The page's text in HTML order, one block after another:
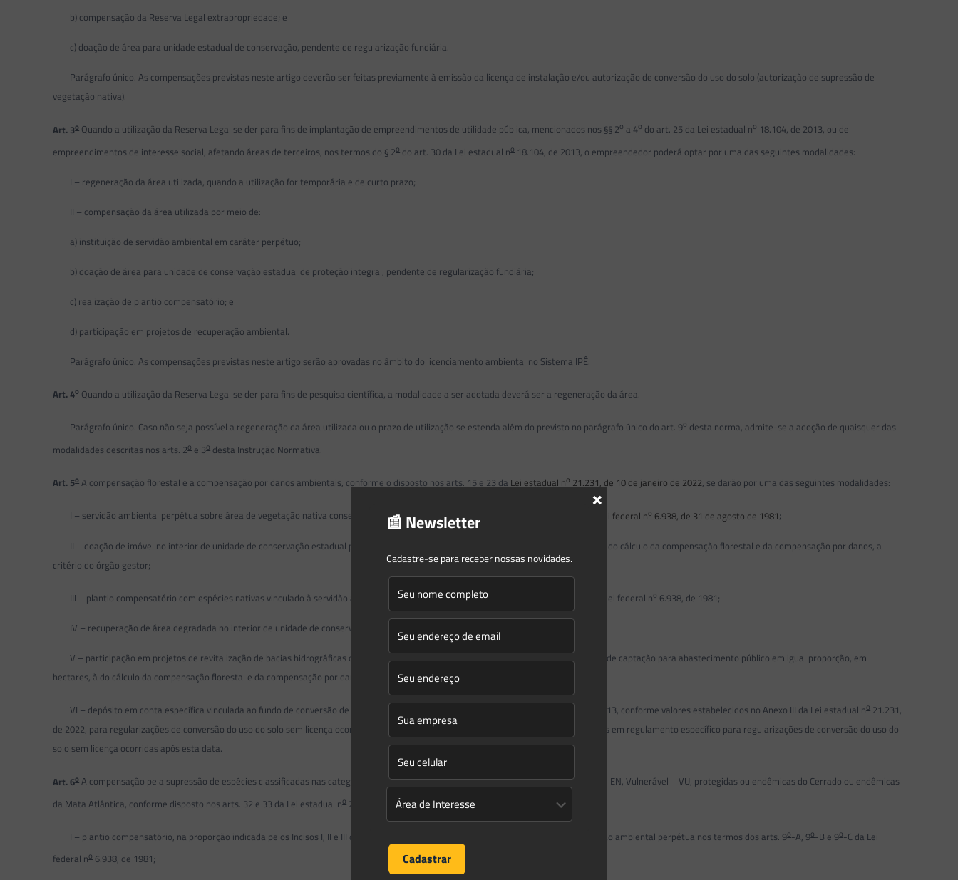
b) compensação da Reserva Legal extrapropriedade; e
c) doação de área para unidade estadual de conservação, pendente de regularização fundiária.
Parágrafo único. As compensações previstas neste artigo deverão ser feitas previamente à emissão da licença de instalação e/ou autorização de conversão do uso do solo (autorização de supressão de
vegetação nativa).
Art. 3o Quando a utilização da Reserva Legal se der para fins de implantação de empreendimentos de utilidade pública, mencionados nos §§ 2o a 4o do art. 25 da Lei estadual no 18.104, de 2013, ou de
empreendimentos de interesse social, afetando áreas de terceiros, nos termos do § 2o do art. 30 da Lei estadual no 18.104, de 2013, o empreendedor poderá optar por uma das seguintes modalidades:
I – regeneração da área utilizada, quando a utilização for temporária e de curto prazo;
II – compensação da área utilizada por meio de:
a) instituição de servidão ambiental em caráter perpétuo;
b) doação de área para unidade de conservação estadual de proteção integral, pendente de regularização fundiária;
c) realização de plantio compensatório; e
d) participação em projetos de recuperação ambiental.
Parágrafo único. As compensações previstas neste artigo serão aprovadas no âmbito do licenciamento ambiental no Sistema IPÊ.
Art. 4o Quando a utilização da Reserva Legal se der para fins de pesquisa científica, a modalidade a ser adotada deverá ser a regeneração da área.
Parágrafo único. Caso não seja possível a regeneração da área utilizada ou o prazo de utilização se estenda além do previsto no parágrafo único do art. 9o desta norma, admite-se a adoção de quaisquer das
modalidades descritas nos arts. 2o e 3o desta Instrução Normativa.
Art. 5o A compensação florestal e a compensação por danos ambientais, conforme o disposto nos arts. 15 e 23 da Lei estadual no 21.231, de 10 de janeiro de 2022, se darão por uma das seguintes modalidades:
I – servidão ambiental perpétua sobre área de vegetação nativa conservada, constituída nos termos dos arts. 9 Lei federal no 6.938, de 31 de agosto de 1981;
II – doação de imóvel no interior de unidade de conservação estadual para regularização fundiária em igual proporção, em hectares, à do cálculo da compensação florestal e da compensação por danos, a
critério do órgão gestor;
III – plantio compensatório com espécies nativas vinculado à servidão ambiental perpétua nos termos dos arts. 9 -C, da Lei federal no 6.938, de 1981;
IV – recuperação de área degradada no interior de unidade de conservação de proteção integral;
V – participação em projetos de revitalização de bacias hidrográficas ou de recuperação ambiental, inclusive em áreas de mananciais de captação para abastecimento público em igual proporção, em
hectares, à do cálculo da compensação florestal e da compensação por danos; e
VI – depósito em conta específica vinculada ao fundo de conversão de multas de que trata o art. 85-A da Lei estadual n o 18.102, de 2013, conforme valores estabelecidos no Anexo III da Lei estadual no 21.231,
de 2022, para regularizações de conversão do uso do solo sem licença ocorridas até o dia 27 de dezembro de 2019, e valores estabelecidos em regulamento específico para regularizações de conversão do uso do
solo sem licença ocorridas após esta data.
Art. 6o A compensação pela supressão de espécies classificadas nas categorias Imune de Corte, Criticamente em Perigo – CR, Em Perigo – EN, Vulnerável – VU, protegidas ou endêmicas do Cerrado ou endêmicas
da Mata Atlântica, conforme disposto nos arts. 32 e 33 da Lei estadual no 21.231, de 2022, se dará por uma das seguintes modalidades:
I – plantio compensatório, na proporção indicada pelos Incisos I, II e III do art. 32 da Lei estadual n 21.231, de 2022, vinculado à servidão ambiental perpétua nos termos dos arts. 9o-A, 9o-B e 9o-C da Lei
federal no 6.938, de 1981;
📰 Newsletter
Cadastre-se para receber nossas novidades.
×